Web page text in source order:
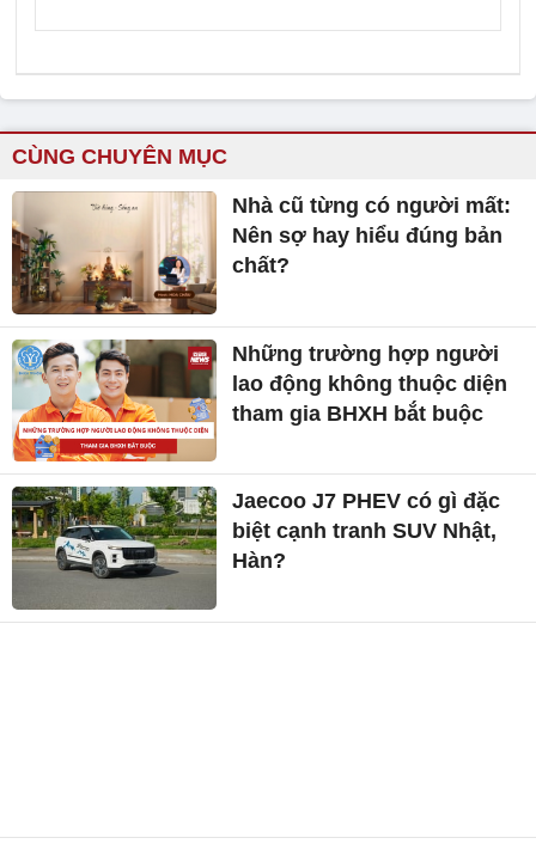
CÙNG CHUYÊN MỤC
Nhà cũ từng có người mất:
Nên sợ hay hiểu đúng bản
chất?
Những trường hợp người
lao động không thuộc diện
tham gia BHXH bắt buộc
Jaecoo J7 PHEV có gì đặc
biệt cạnh tranh SUV Nhật,
Hàn?